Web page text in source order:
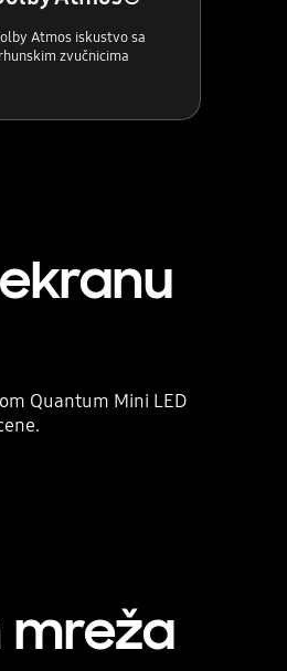
Atmos iskustvo sa
zvučnicima
Quantum Mini LED
mreža